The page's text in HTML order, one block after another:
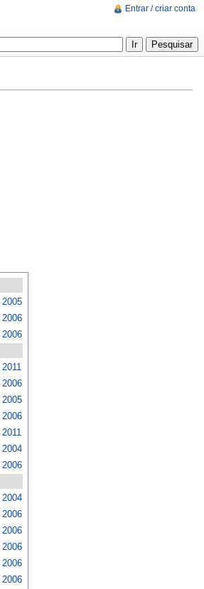
2005
2006
2006
2011
2006
2005
2006
2011
2004
2006
2004
2006
2006
2006
2006
2006
Entrar / criar conta